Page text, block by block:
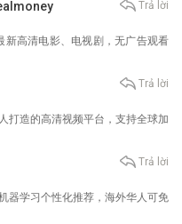
高清电影、电视剧，无广告观看
Trả lời
打造的高清视频平台，支持全球加
Trả lời
器学习个性化推荐，海外华人可免
Trả lời